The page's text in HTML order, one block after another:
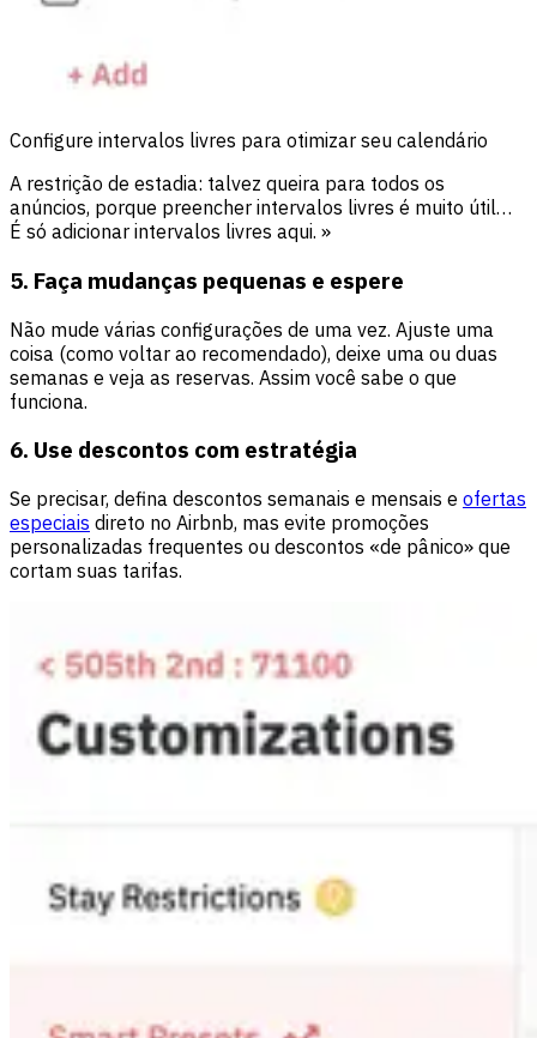
Configure intervalos livres para otimizar seu calendário
A restrição de estadia: talvez queira para todos os
anúncios, porque preencher intervalos livres é muito útil…
É só adicionar intervalos livres aqui. »
5. Faça mudanças pequenas e espere
Não mude várias configurações de uma vez. Ajuste uma
coisa (como voltar ao recomendado), deixe uma ou duas
semanas e veja as reservas. Assim você sabe o que
funciona.
6. Use descontos com estratégia
Se precisar, defina descontos semanais e mensais e ofertas
especiais direto no Airbnb, mas evite promoções
personalizadas frequentes ou descontos «de pânico» que
cortam suas tarifas.